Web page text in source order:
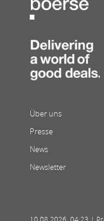
Über uns
Presse
News
Newsletter